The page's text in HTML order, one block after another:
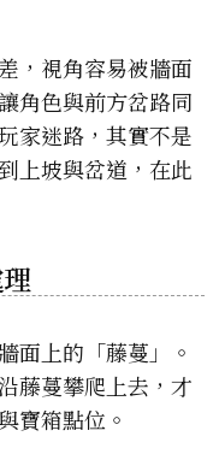
，視角容易被牆面
角色與前方岔路同
家迷路，其實不是
上坡與岔道，在此
面上的「藤蔓」。
藤蔓攀爬上去，才
寶箱點位。